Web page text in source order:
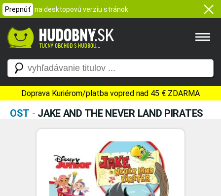
Prepnúť na desktopovú verziu stránok
Doprava Kuriérom/platba vopred nad 45 € ZDARMA
OST - JAKE AND THE NEVER LAND PIRATES